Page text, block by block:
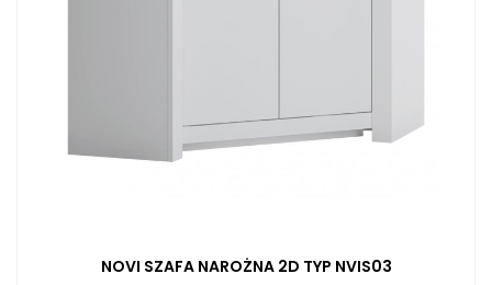
NOVI SZAFA NAROŻNA 2D TYP NVIS03